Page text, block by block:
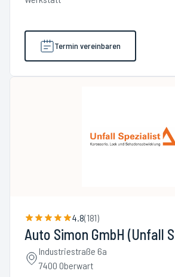
Termin vereinbaren
4.8(181)
Auto Simon GmbH (Unfall
Industriestraße 6a
7400 Oberwart